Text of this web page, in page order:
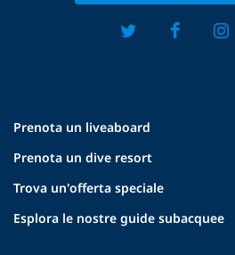
Prenota un liveaboard
Prenota un dive resort
Trova un'offerta speciale
Esplora le nostre guide subacquee